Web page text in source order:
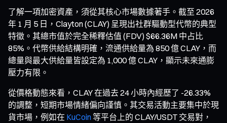
了解一項加密資產，須從其核心市場數據著手。截至 2026
年 1 月 5 日，Clayton (CLAY) 呈現出社群驅動型代幣的典型
特徵。其總市值於完全稀釋估值 (FDV) $66.36M 中占比
85%。代幣供給結構明確，流通供給量為 850 億 CLAY，而
總量與最大供給量皆設定為 1,000 億 CLAY，顯示未來通膨
壓力有限。
從價格動態來看，CLAY 在過去 24 小時內經歷了 -26.33%
的調整，短期市場情緒偏向謹慎。其交易活動主要集中於現
貨市場，例如在 KuCoin等平台上的 CLAY/USDT 交易對，